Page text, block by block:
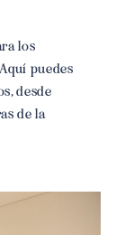
los
puedes
desde
de la